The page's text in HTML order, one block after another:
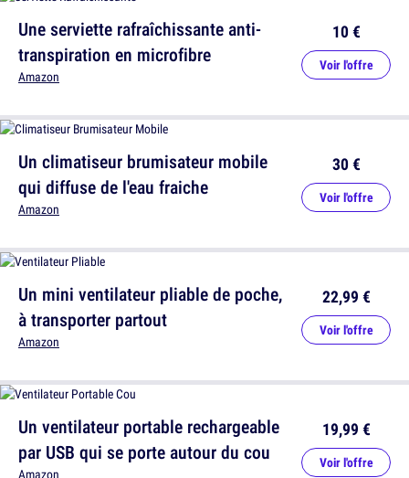
Une serviette rafraîchissante anti-
transpiration en microfibre
Amazon
10 €
Voir l'offre
Un mini ventilateur pliable de poche,
à transporter partout
Amazon
22,99 €
Voir l'offre
Un climatiseur brumisateur mobile
qui diffuse de l'eau fraiche
Amazon
30 €
Voir l'offre
Un ventilateur portable rechargeable
par USB qui se porte autour du cou
Amazon
19,99 €
Voir l'offre